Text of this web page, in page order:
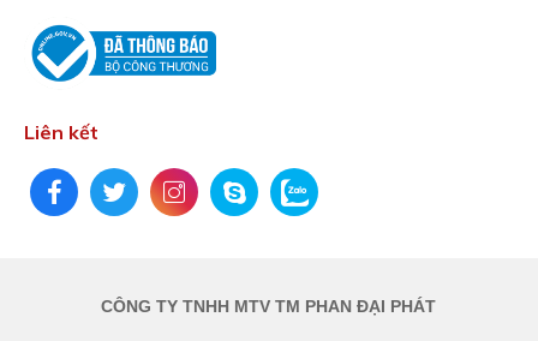
Liên kết
CÔNG TY TNHH MTV TM PHAN ĐẠI PHÁT